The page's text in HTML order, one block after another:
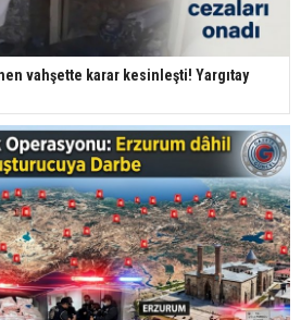
vahşette karar kesinleşti! Yargıtay